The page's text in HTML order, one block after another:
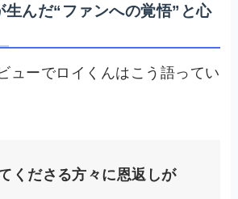
んだ“ファンへの覚悟”と心
ューでロイくんはこう語ってい
くださる方々に恩返しが